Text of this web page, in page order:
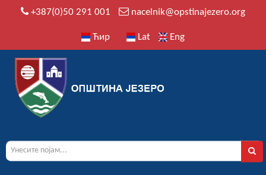
+387(0)50 291 001 nacelnik@opstinajezero.org
Ћир Lat Eng